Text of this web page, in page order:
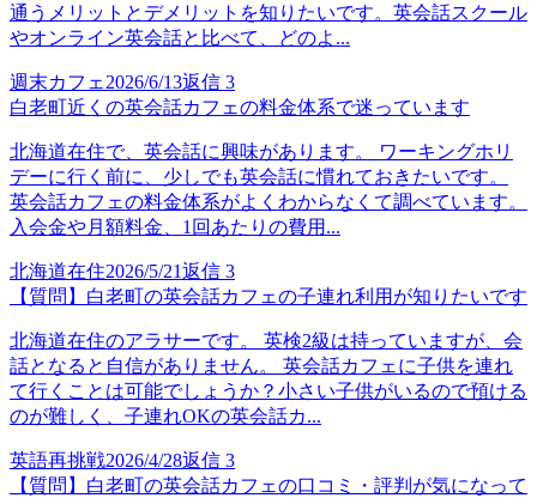
通うメリットとデメリットを知りたいです。英会話スクール
やオンライン英会話と比べて、どのよ...
週末カフェ 2026/6/13返信 3
白老町近くの英会話カフェの料金体系で迷っています
北海道在住で、英会話に興味があります。 ワーキングホリ
デーに行く前に、少しでも英会話に慣れておきたいです。
英会話カフェの料金体系がよくわからなくて調べています。
入会金や月額料金、1回あたりの費用...
北海道在住2026/5/21返信 3
【質問】白老町の英会話カフェの子連れ利用が知りたいです
北海道在住のアラサーです。 英検2級は持っていますが、会
話となると自信がありません。 英会話カフェに子供を連れ
て行くことは可能でしょうか？小さい子供がいるので預ける
のが難しく、子連れOKの英会話カ...
英語再挑戦2026/4/28返信 3
【質問】白老町の英会話カフェの口コミ・評判が気になって